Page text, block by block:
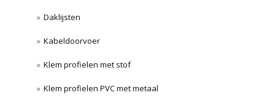
Daklijsten
Kabeldoorvoer
Klem profielen met stof
Klem profielen PVC met metaal